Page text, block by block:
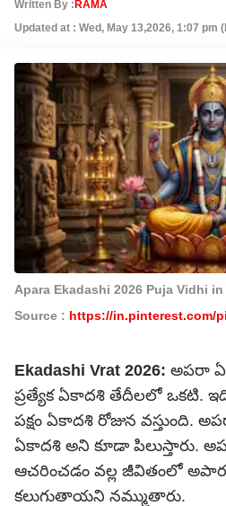
Written By : RAMA
Updated at : Wed, May 13,2026, 1:07 pm
Apara Ekadashi 2026 Puja Vidhi
Source : https://in.pinterest.com/
Ekadashi Vrat 2026: అపరా
ప్రత్యేక ఏకాదశి తేదీలలో ఒకటి.
పక్షం ఏకాదశి రోజున వస్తుంది.
ఏకాదశి అని కూడా పిలుస్తారు.
ఆచరించడం వల్ల జీవితంలో
కలుగుతాయని నమ్ముతారు.